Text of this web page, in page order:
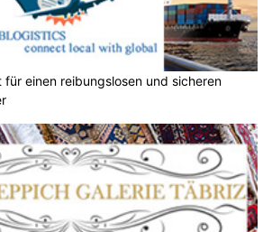
für einen reibungslosen und sicheren